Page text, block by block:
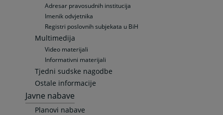
Adresar pravosudnih institucija
Imenik odvjetnika
Registri poslovnih subjekata u BiH
Multimedija
Video materijali
Informativni materijali
Tjedni sudske nagodbe
Ostale informacije
Javne nabave
Planovi nabave